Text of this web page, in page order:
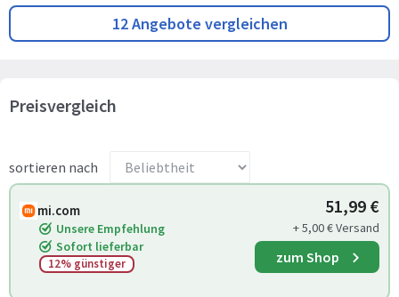
12 Angebote vergleichen
Preisvergleich
sortieren nach
mi.com
Unsere Empfehlung
Sofort lieferbar
12% günstiger
51,99 €
+ 5,00 € Versand
zum Shop